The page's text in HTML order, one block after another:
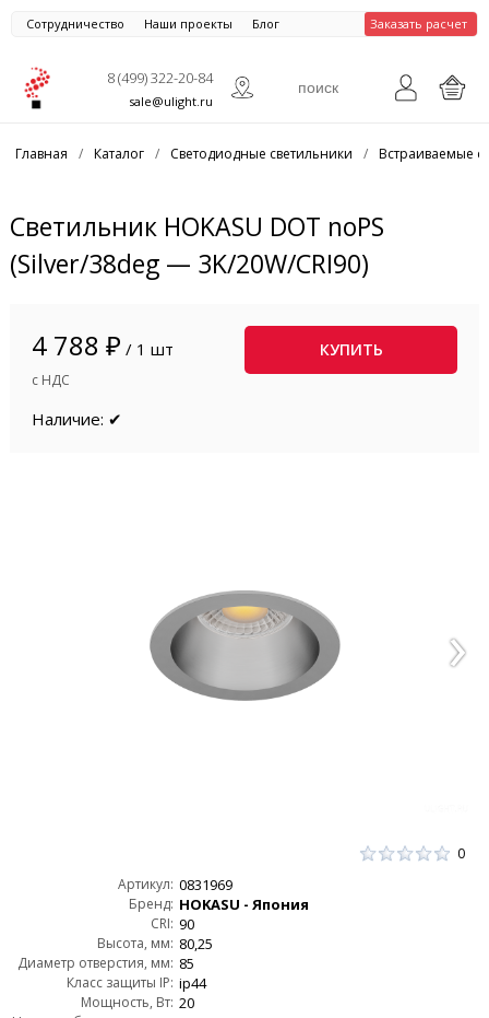
Сотрудничество Наши проекты Блог Заказать расчет
8 (499) 322-20-84
sale@ulight.ru
Главная / Каталог / Светодиодные светильники / Встраиваемые
Светильник HOKASU DOT noPS
(Silver/38deg — 3K/20W/CRI90)
4 788 ₽ / 1 шт
с НДС
КУПИТЬ
Наличие: ✔
0
Артикул: 0831969
Бренд: HOKASU - Япония
CRI: 90
Высота, мм: 80,25
Диаметр отверстия, мм: 85
Класс защиты IP: ip44
Мощность, Вт: 20